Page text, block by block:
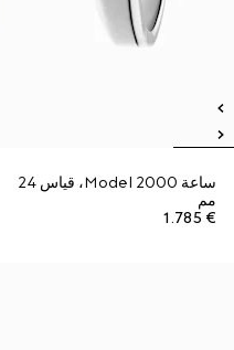
ساعة Model 2000، قياس 24
مم
€ 1.785